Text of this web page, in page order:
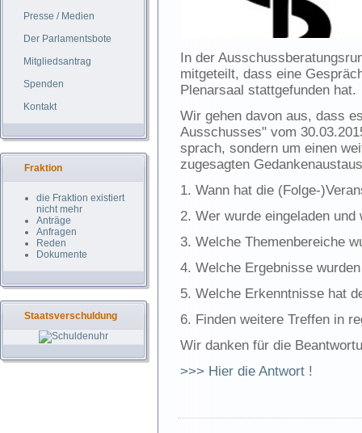
Presse / Medien
Der Parlamentsbote
Mitgliedsantrag
Spenden
Kontakt
Fraktion
die Fraktion existiert
nicht mehr
Anträge
Anfragen
Reden
Dokumente
Staatsverschuldung
In der
mitgeteilt, dass eine
Plenarsaal stattgefunden hat.
Wir gehen davon aus, dass
Ausschusses" vom
sprach, sondern um einen
zugesagten
1. Wann hat die (Folge-
2. Wer wurde eingeladen und
3. Welche Themenbereiche
4. Welche Ergebnisse
5. Welche Erkenntnisse hat
6. Finden weitere Treffen in
Wir danken für die
>>> Hier die Antwort !